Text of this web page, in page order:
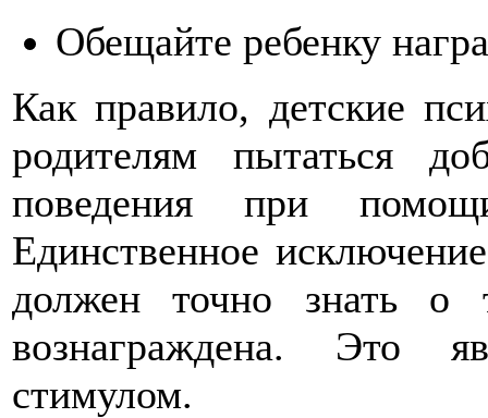
Обещайте ребенку
Как правило, детские
родителям пытаться
поведения при
Единственное
должен точно знать о
вознаграждена. Это
стимулом.